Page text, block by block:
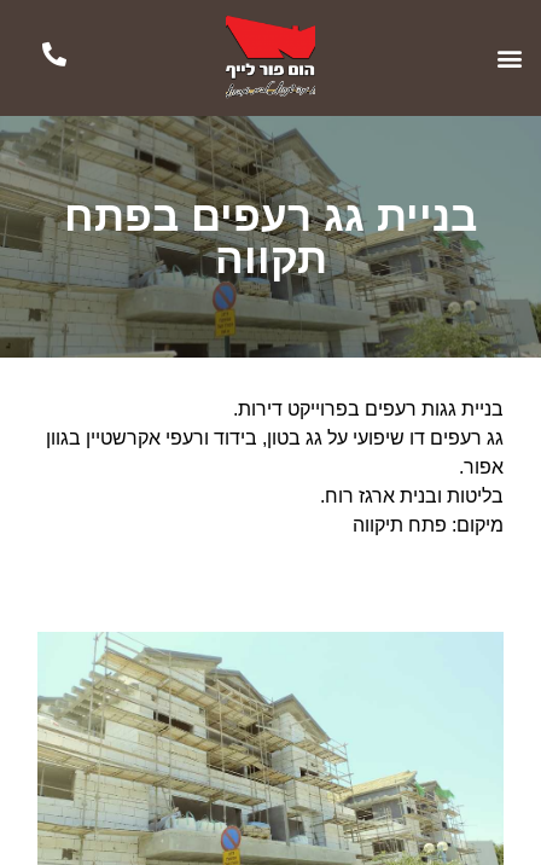
בניית גג רעפים בפתח
תקווה
בניית גגות רעפים בפרוייקט דירות.
גג רעפים דו שיפועי על גג בטון, בידוד ורעפי אקרשטיין בגוון
אפור.
בליטות ובנית ארגז רוח.
מיקום: פתח תיקווה